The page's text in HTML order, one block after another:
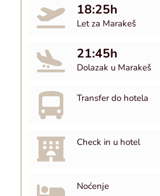
18:25h
Let za Marakeš
21:45h
Dolazak u Marakeš
﻿Transfer do hotela
Check in u hotel
Noćenje